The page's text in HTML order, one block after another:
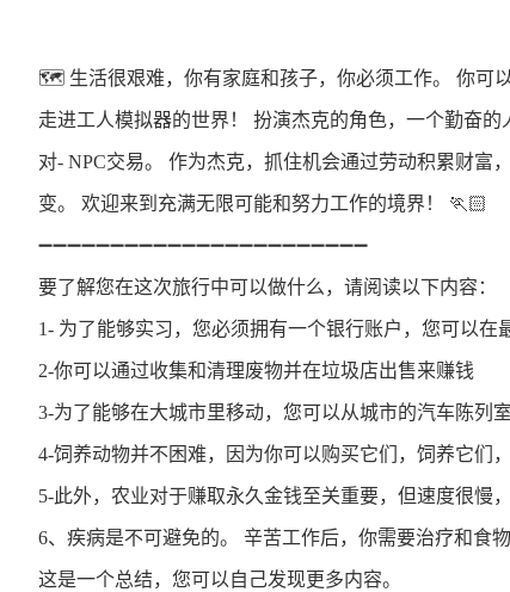
🗺️​ 生活很艰难，你有家庭和孩子，你必须工作。 你可
走进工人模拟器的世界！ 扮演杰克的角色，一个勤奋
对- NPC交易。 作为杰克，抓住机会通过劳动积累财
变。 欢迎来到充满无限可能和努力工作的境界！ 🏃🏻​
➖​➖​➖​➖​➖​➖​➖​➖​➖​➖​➖​➖​➖​➖​➖​➖​➖​➖​➖​➖​➖​➖​➖​
要了解您在这次旅行中可以做什么，请阅读以下内容：
1- 为了能够实习，您必须拥有一个银行账户，您可以在
2-你可以通过收集和清理废物并在垃圾店出售来赚钱
3-为了能够在大城市里移动，您可以从城市的汽车陈列
4-饲养动物并不困难，因为你可以购买它们，饲养它们
5-此外，农业对于赚取永久金钱至关重要，但速度很慢
6、疾病是不可避免的。 辛苦工作后，你需要治疗和食
这是一个总结，您可以自己发现更多内容。